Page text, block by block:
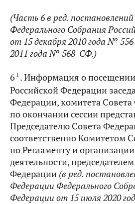
(Часть 6 в ред.
Федерального Собрания
от 15 декабря 2010 года №
2011 года № 568-СФ.)
6 1 . Информация о
Российской Федерации
Федерации, комитета
по окончании сессии
Председателю Совета
соответственно Комитетом
по Регламенту и
деятельности,
Федерации (в ред.
Федерации Федерального
Федерации от 15 июля 2020